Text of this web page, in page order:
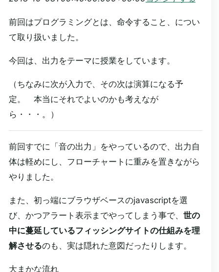
前回はプログラミングとは、命令すること、につい
て取り扱いました。
今回は、出力をテーマに授業をしています。
（ちなみに次が入力で、その次は演算になる予
定。 本当にそれでよいのかも考えなが
ら・・・。）
前回すでに「音の出力」をやっているので、出力自
体は軽めにし、フローチャートに重みを置きながら
やりました。
また、初っ端にブラウザベースのjavascriptを選
び、かつアラート表示までやってしまう事で、 世の
中に蔓延しているフィッシングサイトの仕組みを理
解させるのも、実は隠れた意図だったりします。
大まかな流れ